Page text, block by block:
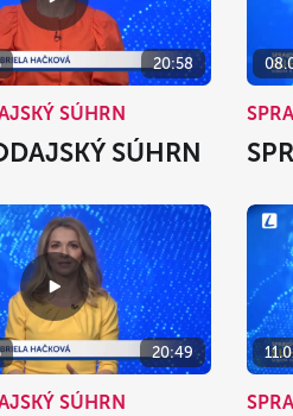
20:58
SÚHRN
SÚHRN
20:49
SÚHRN